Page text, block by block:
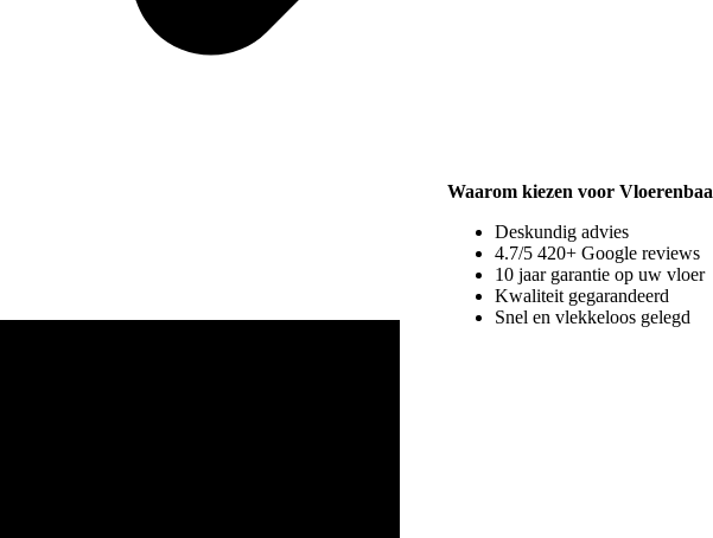
Waarom kiezen voor
Deskundig advies
4.7/5 420+ Google reviews
10 jaar garantie op uw vloer
Kwaliteit gegarandeerd
Snel en vlekkeloos gelegd